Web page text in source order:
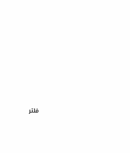
فلتر